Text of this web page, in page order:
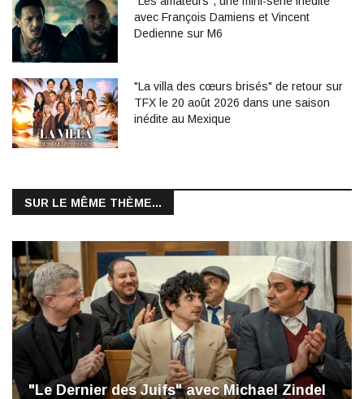
avec François Damiens et Vincent
Dedienne sur M6
"La villa des cœurs brisés" de retour sur
TFX le 20 août 2026 dans une saison
inédite au Mexique
SUR LE MÊME THÈME...
"Le Dernier des Juifs" avec Michael Zindel